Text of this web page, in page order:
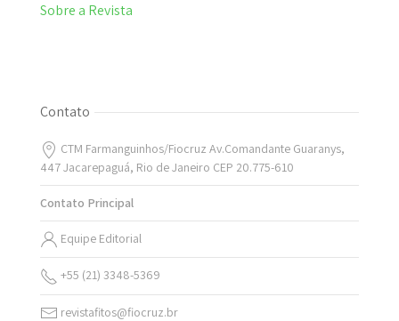
Sobre a Revista
Contato
CTM Farmanguinhos/Fiocruz Av.Comandante Guaranys,
447 Jacarepaguá, Rio de Janeiro CEP 20.775-610
Contato Principal
Equipe Editorial
+55 (21) 3348-5369
revistafitos@fiocruz.br